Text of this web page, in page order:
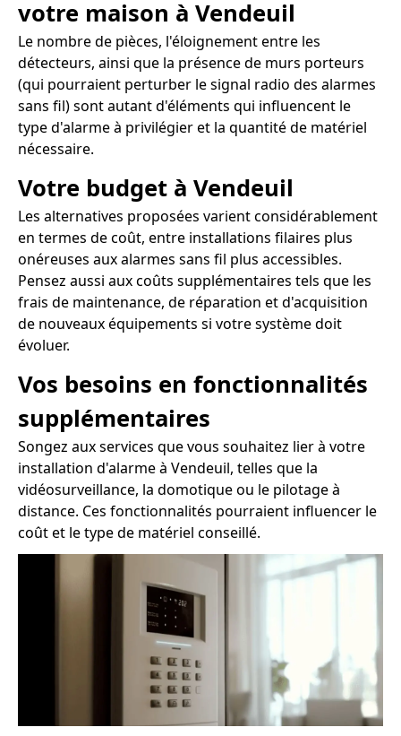
votre maison à Vendeuil
Le nombre de pièces, l'éloignement entre les
détecteurs, ainsi que la présence de murs porteurs
(qui pourraient perturber le signal radio des alarmes
sans fil) sont autant d'éléments qui influencent le
type d'alarme à privilégier et la quantité de matériel
nécessaire.
Votre budget à Vendeuil
Les alternatives proposées varient considérablement
en termes de coût, entre installations filaires plus
onéreuses aux alarmes sans fil plus accessibles.
Pensez aussi aux coûts supplémentaires tels que les
frais de maintenance, de réparation et d'acquisition
de nouveaux équipements si votre système doit
évoluer.
Vos besoins en fonctionnalités
supplémentaires
Songez aux services que vous souhaitez lier à votre
installation d'alarme à Vendeuil, telles que la
vidéosurveillance, la domotique ou le pilotage à
distance. Ces fonctionnalités pourraient influencer le
coût et le type de matériel conseillé.